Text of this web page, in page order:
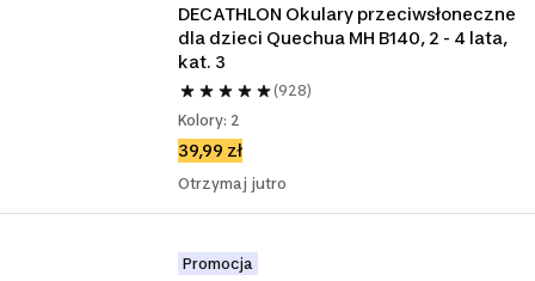
DECATHLON Okulary przeciwsłoneczne
dla dzieci Quechua MH B140, 2 - 4 lata,
kat. 3
(928)
Kolory: 2
39,99 zł
Otrzymaj jutro
Promocja